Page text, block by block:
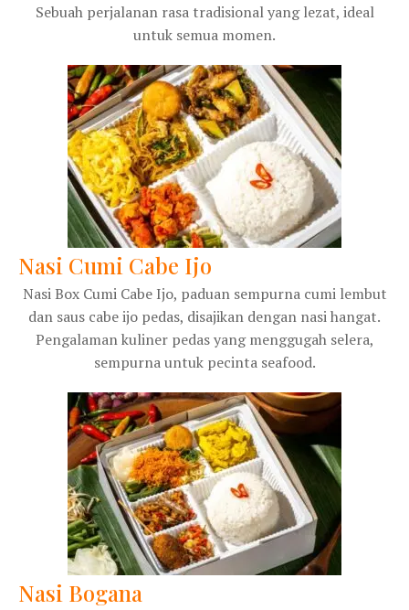
Sebuah perjalanan rasa tradisional yang lezat, ideal
untuk semua momen.
Nasi Cumi Cabe Ijo
Nasi Box Cumi Cabe Ijo, paduan sempurna cumi lembut
dan saus cabe ijo pedas, disajikan dengan nasi hangat.
Pengalaman kuliner pedas yang menggugah selera,
sempurna untuk pecinta seafood.
Nasi Bogana